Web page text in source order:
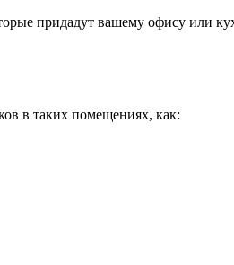
придадут вашему офису или
в таких помещениях, как: